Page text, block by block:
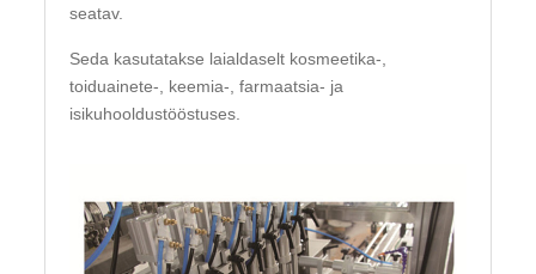
seatav.
Seda kasutatakse laialdaselt kosmeetika-,
toiduainete-, keemia-, farmaatsia- ja
isikuhooldustööstuses.